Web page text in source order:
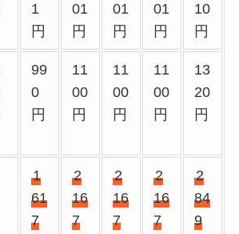
1
円
01
円
01
円
01
円
10
円
99
0
円
11
00
円
11
00
円
11
00
円
13
20
円
1
61
7
2
16
7
2
16
7
2
16
7
2
84
9